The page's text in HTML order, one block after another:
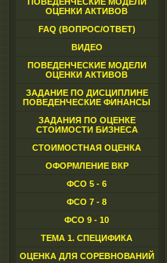
ОЦЕНКИ АКТИВОВ
FAQ (ВОПРОС/ОТВЕТ)
ВИДЕО
ПОВЕДЕНЧЕСКИЕ МОДЕЛИ
ОЦЕНКИ АКТИВОВ
ЗАДАНИЕ ПО ДИСЦИПЛИНЕ
ПОВЕДЕНЧЕСКИЕ ФИНАНСЫ
ЗАДАНИЯ ПО ОЦЕНКЕ
СТОИМОСТИ БИЗНЕСА
СТОИМОСТНАЯ ОЦЕНКА
ОФОРМЛЕНИЕ ВКР
ФСО 5 - 6
ФСО 7 - 8
ФСО 9 - 10
ТЕМА 1. СПЕЦИФИКА
ОЦЕНКА ДЛЯ СОРЕВНОВАНИЙ